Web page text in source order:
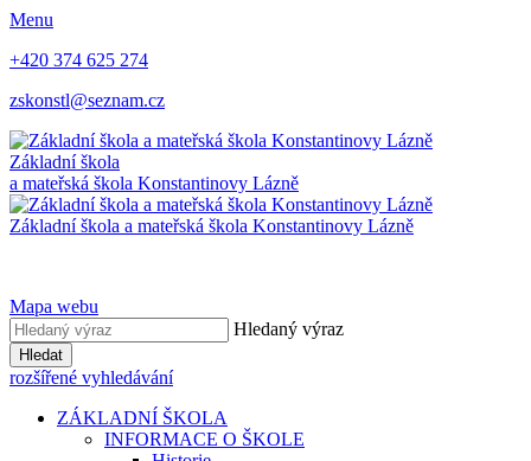
Menu
+420 374 625 274
zskonstl@seznam.cz
Základní škola
a mateřská škola Konstantinovy Lázně
Základní škola a mateřská škola Konstantinovy Lázně
Mapa webu
Hledaný výraz
Hledat
rozšířené vyhledávání
ZÁKLADNÍ ŠKOLA
INFORMACE O ŠKOLE